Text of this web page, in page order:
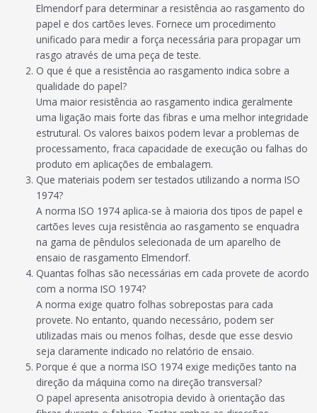
Elmendorf para determinar a resistência ao rasgamento do
papel e dos cartões leves. Fornece um procedimento
unificado para medir a força necessária para propagar um
rasgo através de uma peça de teste.
O que é que a resistência ao rasgamento indica sobre a
qualidade do papel?
Uma maior resistência ao rasgamento indica geralmente
uma ligação mais forte das fibras e uma melhor integridade
estrutural. Os valores baixos podem levar a problemas de
processamento, fraca capacidade de execução ou falhas do
produto em aplicações de embalagem.
Que materiais podem ser testados utilizando a norma ISO
1974?
A norma ISO 1974 aplica-se à maioria dos tipos de papel e
cartões leves cuja resistência ao rasgamento se enquadra
na gama de pêndulos selecionada de um aparelho de
ensaio de rasgamento Elmendorf.
Quantas folhas são necessárias em cada provete de acordo
com a norma ISO 1974?
A norma exige quatro folhas sobrepostas para cada
provete. No entanto, quando necessário, podem ser
utilizadas mais ou menos folhas, desde que esse desvio
seja claramente indicado no relatório de ensaio.
Porque é que a norma ISO 1974 exige medições tanto na
direção da máquina como na direção transversal?
O papel apresenta anisotropia devido à orientação das